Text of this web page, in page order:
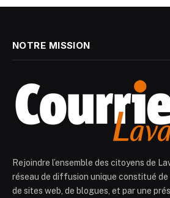
NOTRE MISSION
Rejoindre l’ensemble des citoyens de
réseau de diffusion unique constitué de
de sites web, de blogues, et par une